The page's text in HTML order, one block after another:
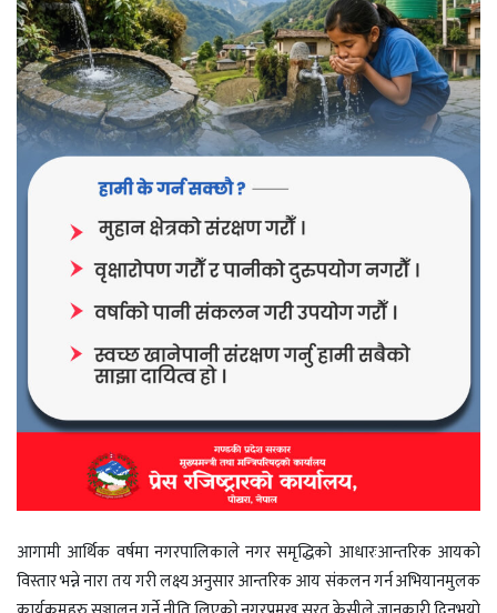
आगामी आर्थिक वर्षमा नगरपालिकाले नगर समृद्धिको आधारःआन्तरिक आयको
विस्तार भन्ने नारा तय गरी लक्ष्य अनुसार आन्तरिक आय संकलन गर्न अभियानमुलक